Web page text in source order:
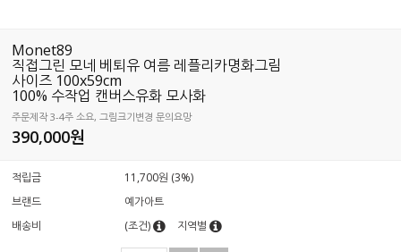
Monet89
직접그린 모네 베퇴유 여름 레플리카명화그림
사이즈 100x59cm
100% 수작업 캔버스유화 모사화
주문제작 3-4주 소요, 그림크기변경 문의요망
390,000원
적립금
11,700원 (3%)
브랜드
예가아트
배송비
(조건) 지역별